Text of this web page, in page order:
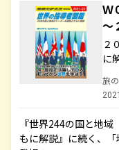
Ｗ
～
２
に
旅
『世界244の国と地
もに解説』に続く、